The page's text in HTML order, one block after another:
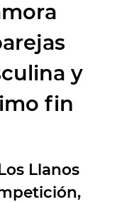
y
fin
Llanos